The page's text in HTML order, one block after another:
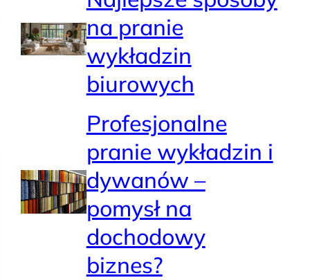
na pranie
wykładzin
biurowych
Profesjonalne
pranie wykładzin i
dywanów –
pomysł na
dochodowy
biznes?